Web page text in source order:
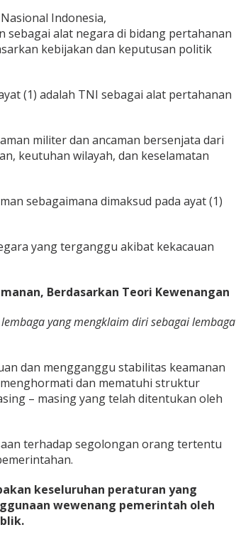
Indonesia,
sebagai alat negara di bidang pertahanan
kebijakan dan keputusan politik
(1) adalah TNI sebagai alat pertahanan
militer dan ancaman bersenjata dari
keutuhan wilayah, dan keselamatan
sebagaimana dimaksud pada ayat (1)
yang terganggu akibat kekacauan
Berdasarkan Teori Kewenangan
yang mengklaim diri sebagai lembaga
dan mengganggu stabilitas keamanan
dan mematuhi struktur
– masing yang telah ditentukan oleh
terhadap segolongan orang tertentu
keseluruhan peraturan yang
wewenang pemerintah oleh